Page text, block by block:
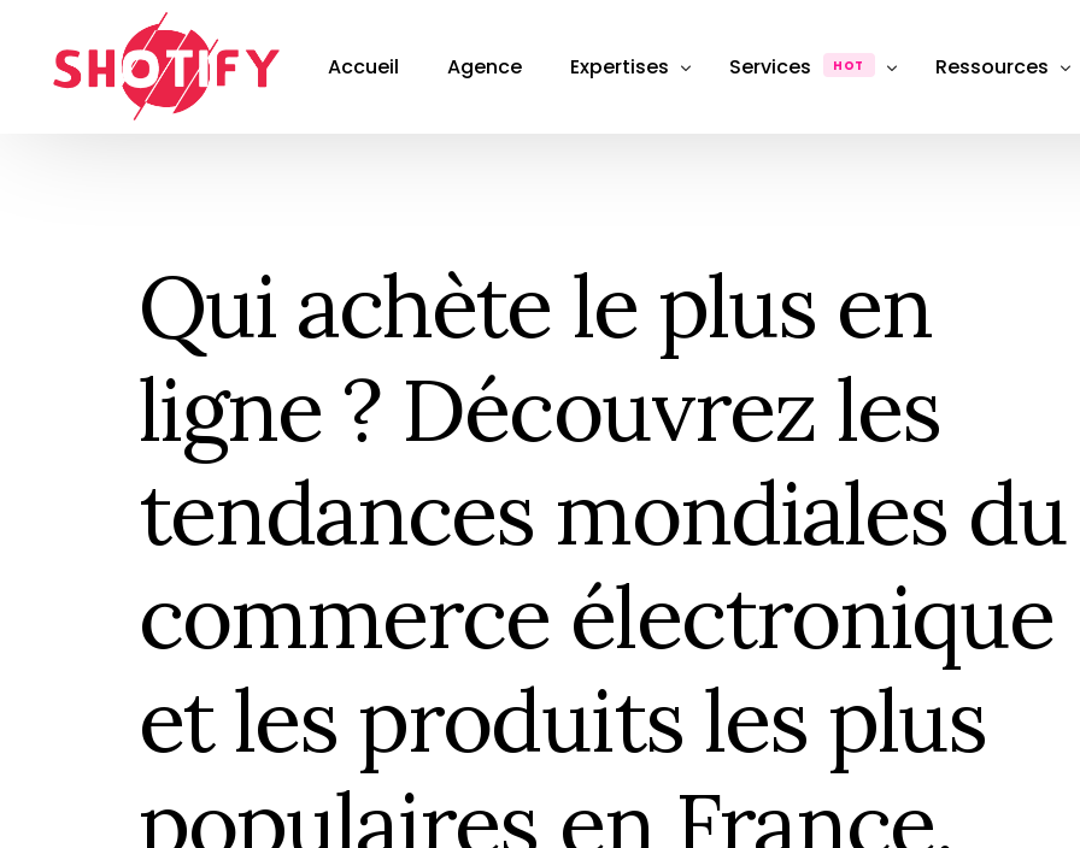
Accueil Agence Expertises
Département stratégie & Consulting
Services HOT
Retouche & Post-production
Product &#038; image retouching
Photography studio rental
Shooting photo
Box Shooting Anniversaire
Séance Photo anniversaire à
Séance photo Remise de Diplôme
Box Shooting Maman & Moi
Séance Photo à Thème Fête Des
Ressources
Qui achète le plus en
ligne ? Découvrez les
tendances mondiales du
commerce électronique
et les produits les plus
populaires en France.